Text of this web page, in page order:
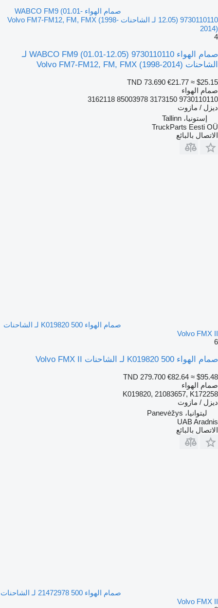
صمام الهواء WABCO FM9 (01.01-
12.05) 9730110110 لـ الشاحنات Volvo FM7-FM12, FM, FMX (1998-
2014)
4
صمام الهواء WABCO FM9 (01.01-12.05) 9730110110 لـ
الشاحنات Volvo FM7-FM12, FM, FMX (1998-2014)
TND 73.690 €21.77 ≈ $25.15
صمام الهواء
9730110110 3173150 85003978 3162118
ديزل / مازوت
إستونيا، Tallinn
TruckParts Eesti OÜ
الاتصال بالبائع
صمام الهواء 500 K019820 لـ الشاحنات
Volvo FMX II
6
صمام الهواء 500 K019820 لـ الشاحنات Volvo FMX II
TND 279.700 €82.64 ≈ $95.48
صمام الهواء
K019820, 21083657, K172258
ديزل / مازوت
ليتوانيا، Panevėžys
UAB Aradnis
الاتصال بالبائع
صمام الهواء 500 21472978 لـ الشاحنات
Volvo FMX II